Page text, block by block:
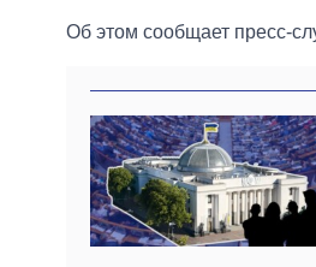
Об этом сообщает пресс-